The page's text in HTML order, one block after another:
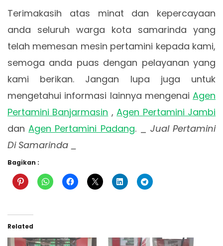
Terimakasih atas minat dan kepercayaan
anda seluruh warga kota samarinda yang
telah memesan mesin pertamini kepada kami,
semoga anda puas dengan pelayanan yang
kami berikan. Jangan lupa juga untuk
mengetahui informasi lainnya mengenai Agen
Pertamini Banjarmasin ,Agen Pertamini Jambi
danAgen Pertamini Padang. _ Jual Pertamini
Di Samarinda _
Bagikan :
Related